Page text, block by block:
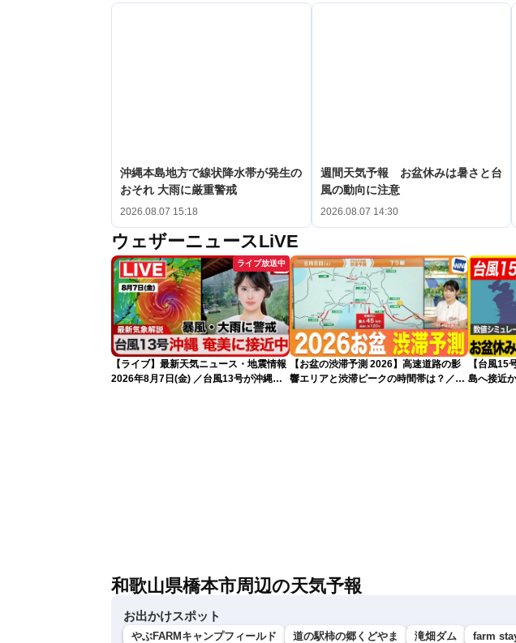
沖縄本島地方で線状降水帯が発生の
おそれ 大雨に厳重警戒
2026.08.07 15:18
週間天気予報 お盆休みは暑さと台
風の動向に注意
2026.08.07 14:30
ウェザーニュースLiVE
ライブ放送中
【ライブ】最新天気ニュース・地震情報
2026年8月7日(金) ／台風13号が沖縄・
【お盆の渋滞予測 2026】高速道路の影
響エリアと渋滞ピークの時間帯は？／
【台風15
島へ接近
和歌山県橋本市周辺の天気予報
お出かけスポット
やぶFARMキャンプフィールド 道の駅柿の郷くどやま 滝畑ダム farm